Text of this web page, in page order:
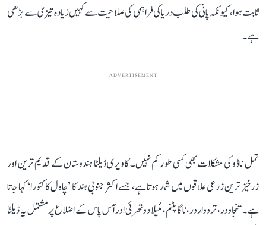
ثابت ہوا، کیونکہ پانی کی طلب دریا کی فراہمی کی صلاحیت سے کہیں زیادہ تیزی سے بڑھی
ہے۔
ADVERTISEMENT
تمل ناڈو کی مشکلات بھی کسی طور کم نہیں۔ کاویری ڈیلٹا ہندوستان کے قدیم ترین اور
زرخیز ترین زرعی علاقوں میں شمار ہوتا ہے، جسے اکثر جنوبی ہند کا ’چاول کا کٹورا‘ کہا جاتا
ہے۔ تنجاوور، ترووارور، ناگاپٹنم، مئیلا دوتھرئی اور آس پاس کے اضلاع پر مشتمل یہ ڈیلٹا